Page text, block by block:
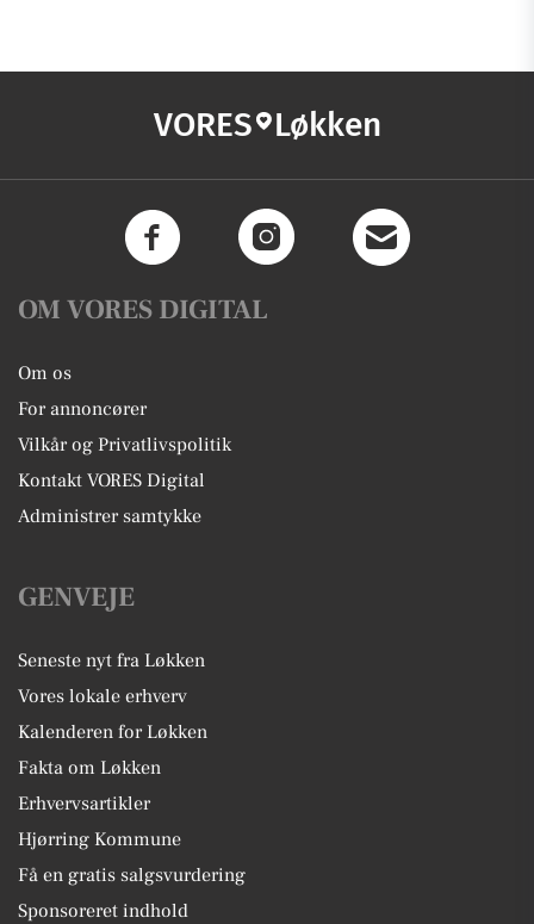
VORES Løkken
OM VORES DIGITAL
Om os
For annoncører
Vilkår og Privatlivspolitik
Kontakt VORES Digital
Administrer samtykke
GENVEJE
Seneste nyt fra Løkken
Vores lokale erhverv
Kalenderen for Løkken
Fakta om Løkken
Erhvervsartikler
Hjørring Kommune
Få en gratis salgsvurdering
Sponsoreret indhold